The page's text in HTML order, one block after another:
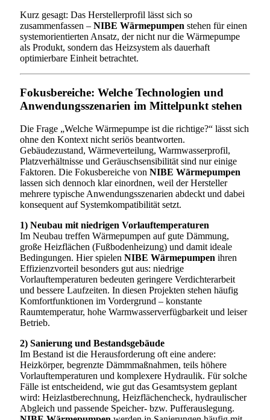
Kurz gesagt: Das Herstellerprofil lässt sich so
zusammenfassen – NIBE Wärmepumpen stehen für einen
systemorientierten Ansatz, der nicht nur die Wärmepumpe
als Produkt, sondern das Heizsystem als dauerhaft
optimierbare Einheit betrachtet.
Fokusbereiche: Welche Technologien und
Anwendungsszenarien im Mittelpunkt stehen
Die Frage „Welche Wärmepumpe ist die richtige?“ lässt sich
ohne den Kontext nicht seriös beantworten.
Gebäudezustand, Wärmeverteilung, Warmwasserprofil,
Platzverhältnisse und Geräuschsensibilität sind nur einige
Faktoren. Die Fokusbereiche von NIBE Wärmepumpen
lassen sich dennoch klar einordnen, weil der Hersteller
mehrere typische Anwendungsszenarien abdeckt und dabei
konsequent auf Systemkompatibilität setzt.
1) Neubau mit niedrigen Vorlauftemperaturen
Im Neubau treffen Wärmepumpen auf gute Dämmung,
große Heizflächen (Fußbodenheizung) und damit ideale
Bedingungen. Hier spielen NIBE Wärmepumpen ihren
Effizienzvorteil besonders gut aus: niedrige
Vorlauftemperaturen bedeuten geringere Verdichterarbeit
und bessere Laufzeiten. In diesen Projekten stehen häufig
Komfortfunktionen im Vordergrund – konstante
Raumtemperatur, hohe Warmwasserverfügbarkeit und leiser
Betrieb.
2) Sanierung und Bestandsgebäude
Im Bestand ist die Herausforderung oft eine andere:
Heizkörper, begrenzte Dämmmaßnahmen, teils höhere
Vorlauftemperaturen und komplexere Hydraulik. Für solche
Fälle ist entscheidend, wie gut das Gesamtsystem geplant
wird: Heizlastberechnung, Heizflächencheck, hydraulischer
Abgleich und passende Speicher- bzw. Pufferauslegung.